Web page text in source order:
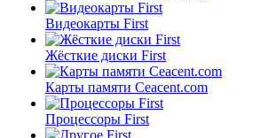
Видеокарты First
Жёсткие диски First
Карты памяти Ceacent.com
Процессоры First